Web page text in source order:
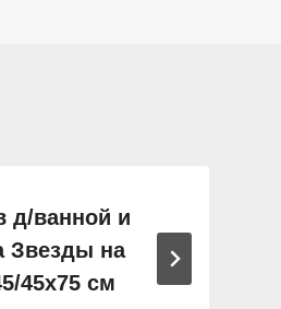
д/ванной и
Звезды на
45х75 см